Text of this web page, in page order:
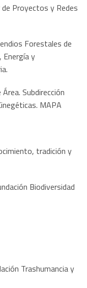
Proyectos y Redes
Forestales de
Energía y
Subdirección
MAPA
tradición y
Biodiversidad
Trashumancia y